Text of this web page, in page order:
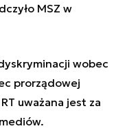
MSZ w
wobec
prorządowej
uważana jest za